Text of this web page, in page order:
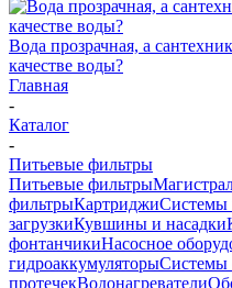
Вода прозрачная, а
качестве воды?
Главная
-
Каталог
-
Питьевые фильтры
Питьевые фильтры
фильтрыКартриджиСистемы
загрузкиКувшины и насадки
фонтанчикиНасосное
гидроаккумуляторыСистемы
протечекВодонагреватели